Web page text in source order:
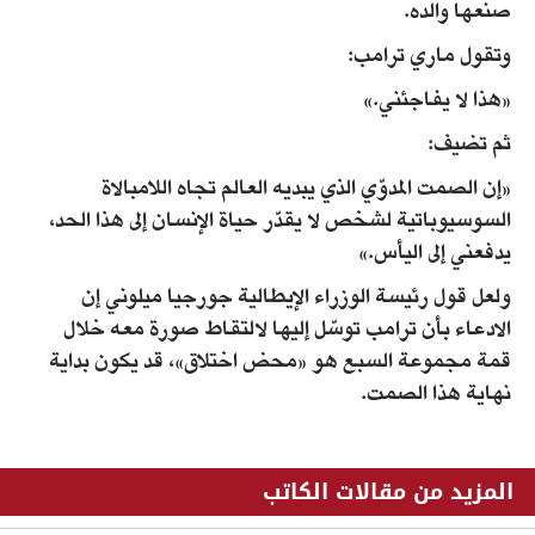
صنعها والده.
وتقول ماري ترامب:
«هذا لا يفاجئني.»
ثم تضيف:
«إن الصمت المدوّي الذي يبديه العالم تجاه اللامبالاة
السوسيوباتية لشخص لا يقدّر حياة الإنسان إلى هذا الحد،
يدفعني إلى اليأس.»
ولعل قول رئيسة الوزراء الإيطالية جورجيا ميلوني إن
الادعاء بأن ترامب توسّل إليها لالتقاط صورة معه خلال
قمة مجموعة السبع هو «محض اختلاق»، قد يكون بداية
نهاية هذا الصمت.
المزيد من مقالات الكاتب